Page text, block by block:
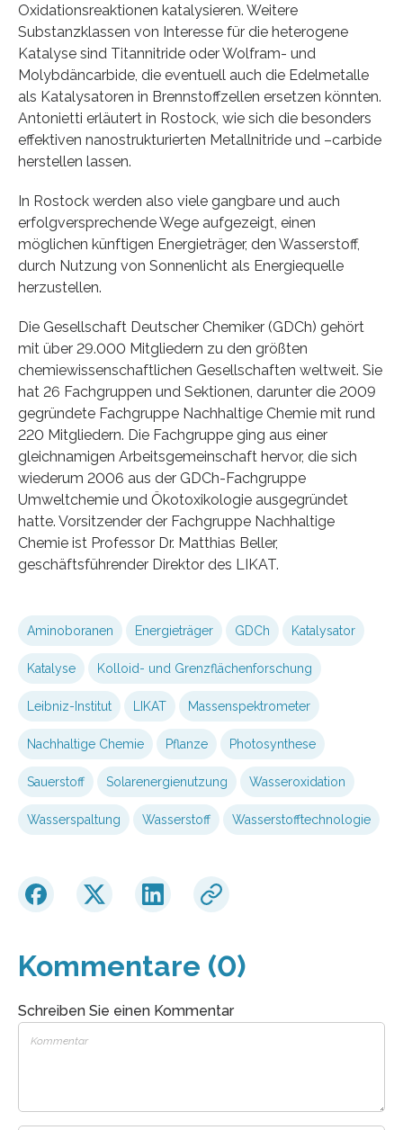
Oxidationsreaktionen katalysieren. Weitere
Substanzklassen von Interesse für die heterogene
Katalyse sind Titannitride oder Wolfram- und
Molybdäncarbide, die eventuell auch die Edelmetalle
als Katalysatoren in Brennstoffzellen ersetzen könnten.
Antonietti erläutert in Rostock, wie sich die besonders
effektiven nanostrukturierten Metallnitride und –carbide
herstellen lassen.
In Rostock werden also viele gangbare und auch
erfolgversprechende Wege aufgezeigt, einen
möglichen künftigen Energieträger, den Wasserstoff,
durch Nutzung von Sonnenlicht als Energiequelle
herzustellen.
Die Gesellschaft Deutscher Chemiker (GDCh) gehört
mit über 29.000 Mitgliedern zu den größten
chemiewissenschaftlichen Gesellschaften weltweit. Sie
hat 26 Fachgruppen und Sektionen, darunter die 2009
gegründete Fachgruppe Nachhaltige Chemie mit rund
220 Mitgliedern. Die Fachgruppe ging aus einer
gleichnamigen Arbeitsgemeinschaft hervor, die sich
wiederum 2006 aus der GDCh-Fachgruppe
Umweltchemie und Ökotoxikologie ausgegründet
hatte. Vorsitzender der Fachgruppe Nachhaltige
Chemie ist Professor Dr. Matthias Beller,
geschäftsführender Direktor des LIKAT.
Aminoboranen Energieträger GDCh Katalysator
Katalyse Kolloid- und Grenzflächenforschung
Leibniz-Institut LIKAT Massenspektrometer
Nachhaltige Chemie Pflanze Photosynthese
Sauerstoff Solarenergienutzung Wasseroxidation
Wasserspaltung Wasserstoff Wasserstofftechnologie
Kommentare (0)
Schreiben Sie einen Kommentar